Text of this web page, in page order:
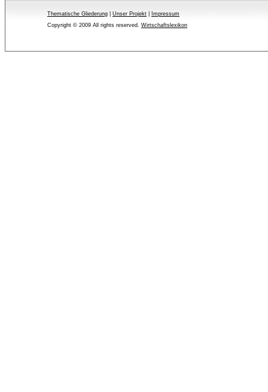
Thematische Gliederung Unser Projekt
Impressum
Copyright © 2009 All rights reserved. Wirtschaftslexikon